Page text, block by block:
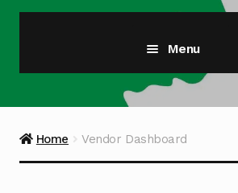
Menu
Salumi
Home Vendor Dashboard